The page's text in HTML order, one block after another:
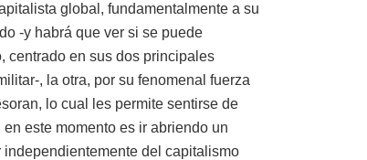
global, fundamentalmente a su
-y habrá que ver si se puede
centrado en sus dos principales
, la otra, por su fenomenal fuerza
lo cual les permite sentirse de
este momento es ir abriendo un
del capitalismo